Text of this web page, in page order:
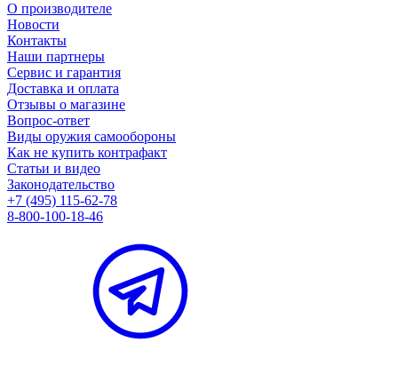
О производителе
Новости
Контакты
Наши партнеры
Сервис и гарантия
Доставка и оплата
Отзывы о магазине
Вопрос-ответ
Виды оружия самообороны
Как не купить контрафакт
Статьи и видео
Законодательство
+7 (495) 115-62-78
8-800-100-18-46